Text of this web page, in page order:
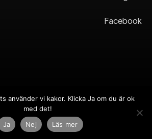
Facebook
RESERVED.
använder vi kakor. Klicka Ja om du är ok
med det!
Ja
Nej Läs mer